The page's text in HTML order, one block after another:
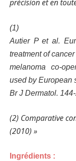
précision et en
(1)
Autier P et al.
treatment of cancer
melanoma co-
used by European
Br J Dermatol.
(2) Comparative
(2010) »
Ingrédients :